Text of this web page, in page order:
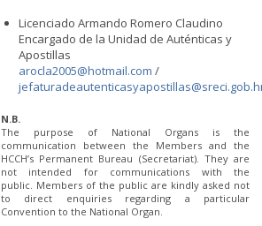
Licenciado Armando Romero Claudino
Encargado de la Unidad de Auténticas y
Apostillas
arocla2005@hotmail.com /
N.B.
The purpose of National Organs is the
communication between the Members and the
HCCH’s Permanent Bureau (Secretariat). They are
not intended for communications with the
public. Members of the public are kindly asked not
to direct enquiries regarding a particular
Convention to the National Organ.